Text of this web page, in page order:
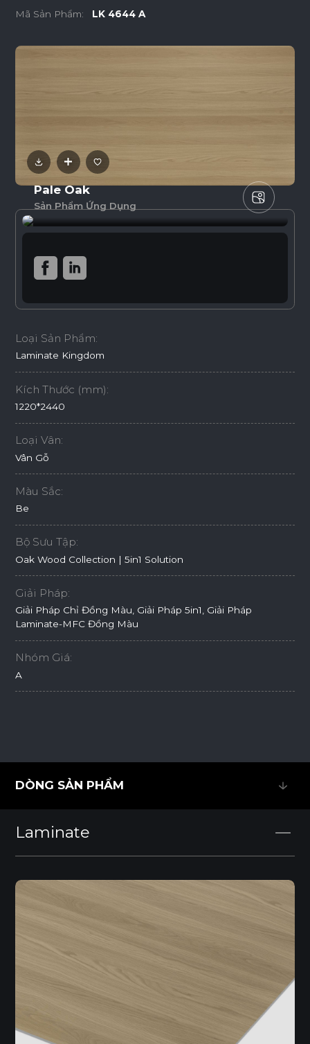
Mã Sản Phẩm: LK 4644 A
Pale Oak
Sản Phẩm Ứng Dụng
Loại Sản Phẩm:
Laminate Kingdom
Kích Thước (mm):
1220*2440
Loại Vân:
Vân Gỗ
Màu Sắc:
Be
Bộ Sưu Tập:
Oak Wood Collection | 5in1 Solution
Giải Pháp:
Giải Pháp Chỉ Đồng Màu, Giải Pháp 5in1, Giải Pháp
Laminate-MFC Đồng Màu
Nhóm Giá:
A
DÒNG SẢN PHẨM
Laminate